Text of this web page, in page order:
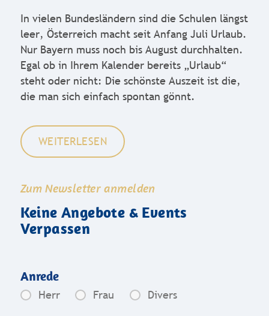
In vielen Bundesländern sind die Schulen längst
leer, Österreich macht seit Anfang Juli Urlaub.
Nur Bayern muss noch bis August durchhalten.
Egal ob in Ihrem Kalender bereits „Urlaub“
steht oder nicht: Die schönste Auszeit ist die,
die man sich einfach spontan gönnt.
WEITERLESEN
Zum Newsletter anmelden
Keine Angebote & Events
Verpassen
Anrede
Herr Frau Divers